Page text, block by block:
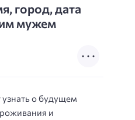
город, дата
мужем
о будущем
и